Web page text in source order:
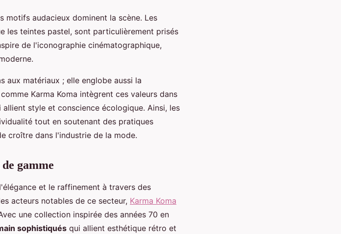
motifs audacieux dominent la scène. Les
les teintes pastel, sont particulièrement prisés
de l'iconographie cinématographique,
aux matériaux ; elle englobe aussi la
Karma Koma intègrent ces valeurs dans
style et conscience écologique. Ainsi, les
tout en soutenant des pratiques
croître dans l'industrie de la mode.
gamme
et le raffinement à travers des
acteurs notables de ce secteur, Karma Koma
une collection inspirée des années 70 en
sophistiqués qui allient esthétique rétro et